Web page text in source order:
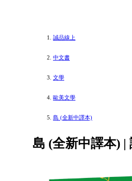
誠品線上
中文書
文學
歐美文學
島 (全新中譯本)
島 (全新中譯本) |